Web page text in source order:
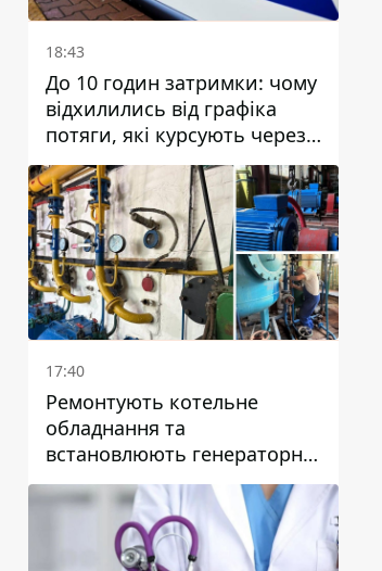
18:43
До 10 годин затримки: чому
відхилились від графіка
потяги, які курсують через
Дніпро та область
17:40
Ремонтують котельне
обладнання та
встановлюють генераторні
установки: як у Дніпрі
готуються до
опалювального сезону